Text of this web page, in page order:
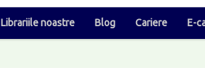
Librariile noastre Blog Cariere E-